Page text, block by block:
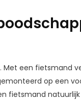
een fietsmand
op een
fietsmand